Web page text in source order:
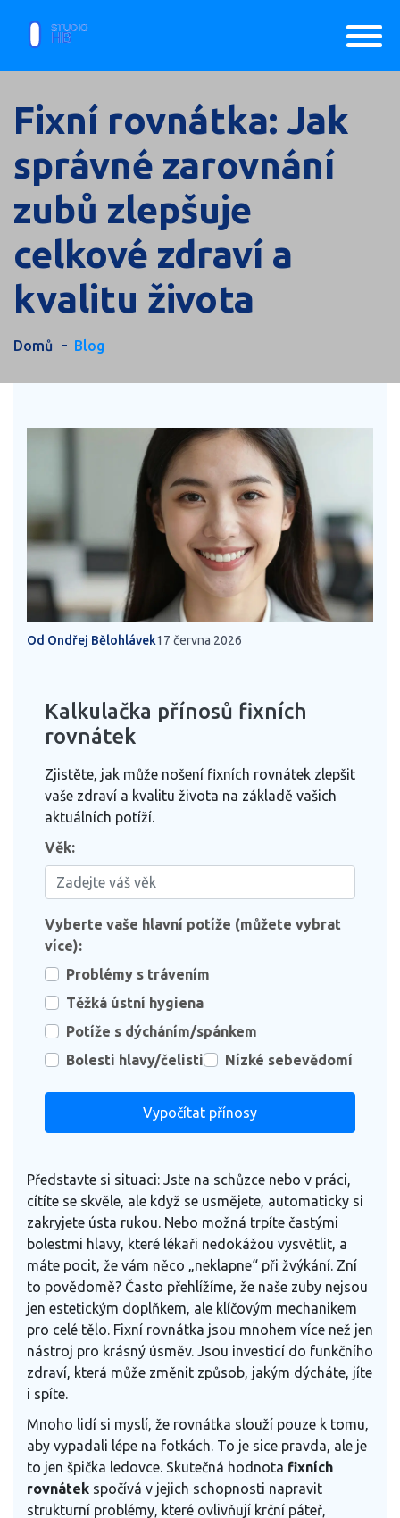
Fixní rovnátka: Jak
správné zarovnání
zubů zlepšuje
celkové zdraví a
kvalitu života
Domů Blog
Od Ondřej Bělohlávek17 června 2026
Kalkulačka přínosů fixních
rovnátek
Zjistěte, jak může nošení fixních rovnátek zlepšit
vaše zdraví a kvalitu života na základě vašich
aktuálních potíží.
Věk:
Vyberte vaše hlavní potíže (můžete vybrat
více):
Problémy s trávením
Těžká ústní hygiena
Potíže s dýcháním/spánkem
Bolesti hlavy/čelisti
Nízké sebevědomí
Vypočítat přínosy
Představte si situaci: Jste na schůzce nebo v práci,
cítíte se skvěle, ale když se usmějete, automaticky si
zakryjete ústa rukou. Nebo možná trpíte častými
bolestmi hlavy, které lékaři nedokážou vysvětlit, a
máte pocit, že vám něco „neklapne“ při žvýkání. Zní
to povědomě? Často přehlížíme, že naše zuby nejsou
jen estetickým doplňkem, ale klíčovým mechanikem
pro celé tělo. Fixní rovnátka jsou mnohem více než jen
nástroj pro krásný úsměv. Jsou investicí do funkčního
zdraví, která může změnit způsob, jakým dýcháte, jíte
i spíte.
Mnoho lidí si myslí, že rovnátka slouží pouze k tomu,
aby vypadali lépe na fotkách. To je sice pravda, ale je
to jen špička ledovce. Skutečná hodnota fixních
rovnátek spočívá v jejich schopnosti napravit
strukturní problémy, které ovlivňují krční páteř,